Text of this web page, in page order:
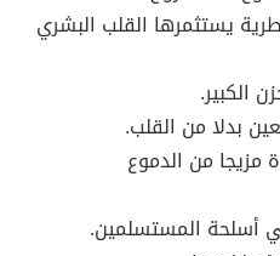
يستثمرها القلب البشري
الكبير.
بدلا من القلب.
مزيجا من الدموع
أسلحة المستسلمين.